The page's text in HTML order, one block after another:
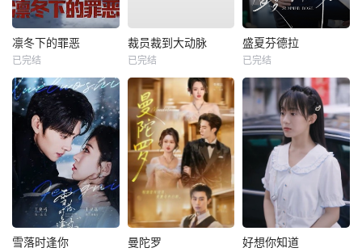
凛冬下的罪恶
已完结
裁员裁到大动脉
已完结
盛夏芬德拉
已完结
雪落时逢你 曼陀罗 好想你知道